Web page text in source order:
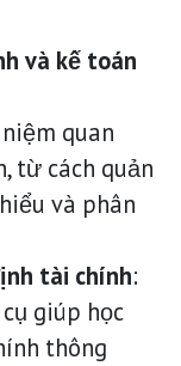
và kế toán
quan
từ cách quản
và phân
tài chính:
giúp học
thông